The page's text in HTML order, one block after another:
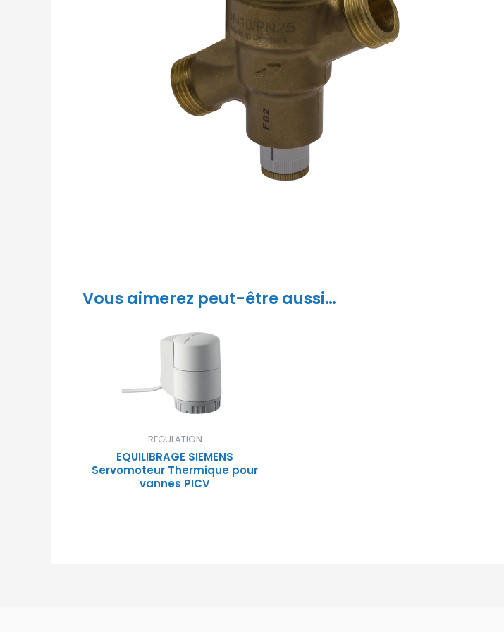
Vous aimerez peut-être aussi…
REGULATION
EQUILIBRAGE SIEMENS
Servomoteur Thermique pour
vannes PICV